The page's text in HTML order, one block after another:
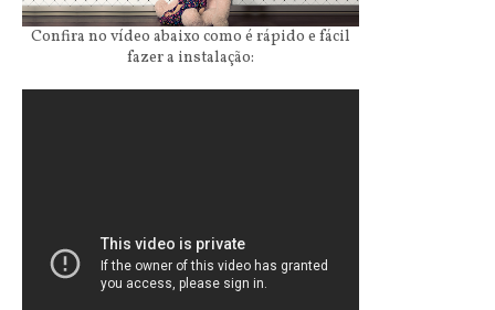
Confira no vídeo abaixo como é rápido e fácil
fazer a instalação: